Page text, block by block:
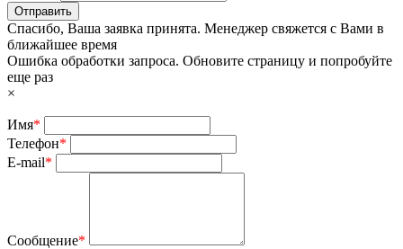
Отправить
Спасибо, Ваша заявка принята. Менеджер свяжется с Вами в
ближайшее время
Ошибка обработки запроса. Обновите страницу и попробуйте
еще раз
×
Имя*
Телефон*
E-mail*
Сообщение*